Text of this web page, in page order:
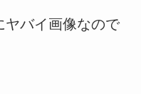
ヤバイ画像なので